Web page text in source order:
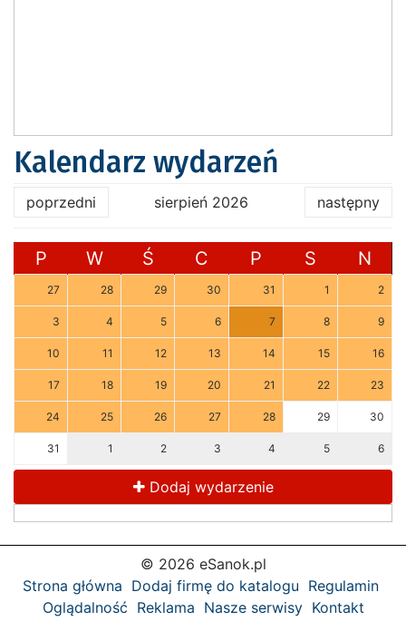
Kalendarz wydarzeń
poprzedni sierpień 2026 następny
P W Ś C P S N
27 28 29 30 31 1 2
3 4 5 6 7 8 9
10 11 12 13 14 15 16
17 18 19 20 21 22 23
24 25 26 27 28 29 30
31 1 2 3 4 5 6
Dodaj wydarzenie
© 2026 eSanok.pl
Strona główna Dodaj firmę do katalogu Regulamin
Oglądalność Reklama Nasze serwisy Kontakt